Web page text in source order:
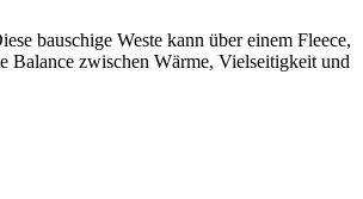
bauschige Weste kann über einem Fleece,
Balance zwischen Wärme, Vielseitigkeit und